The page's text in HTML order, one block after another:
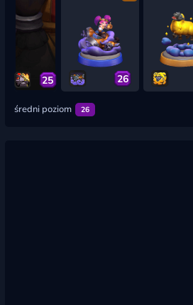
25 26
średni poziom 26